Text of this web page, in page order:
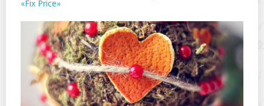
«Fix Price»